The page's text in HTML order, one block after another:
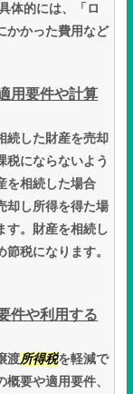
体的には、「ロ
かかった費用など
用要件や計算
続した財産を売却
税にならないよう
を相続した場合
却し所得を得た場
す。財産を相続し
税になります。
件や利用する
渡所得税を軽減で
要や適用要件、